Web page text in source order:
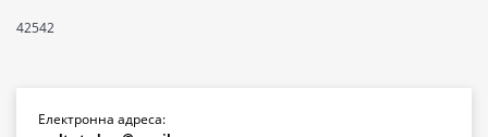
42542
Електронна адреса: